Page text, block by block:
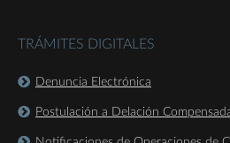
TRÁMITES DIGITALES
Denuncia Electrónica
Postulación a Delación